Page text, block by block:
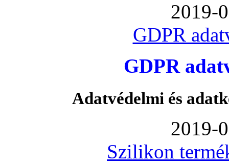
2019-
GDPR
GDPR
Adatvédelmi és
2019-
Szilikon